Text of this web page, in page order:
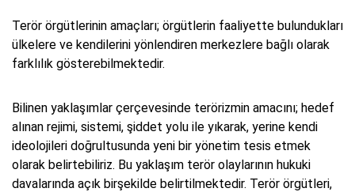
Terör örgütlerinin amaçları; örgütlerin faaliyette bulundukları
ülkelere ve kendilerini yönlendiren merkezlere bağlı olarak
farklılık gösterebilmektedir.
Bilinen yaklaşımlar çerçevesinde terörizmin amacını; hedef
alınan rejimi, sistemi, şiddet yolu ile yıkarak, yerine kendi
ideolojileri doğrultusunda yeni bir yönetim tesis etmek
olarak belirtebiliriz. Bu yaklaşım terör olaylarının hukuki
davalarında açık birşekilde belirtilmektedir. Terör örgütleri,